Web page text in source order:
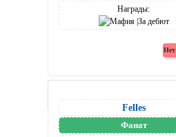
Награды:
Felles
Фанат